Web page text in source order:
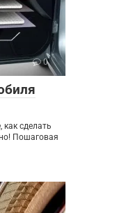
0
сделать
Пошаговая